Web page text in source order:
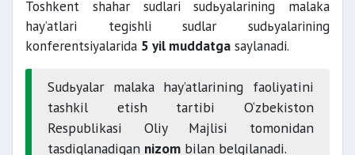
Toshkent shahar sudlari sudьyalarining malaka
hay’atlari tegishli sudlar sudьyalarining
konferentsiyalarida 5 yil muddatga saylanadi.
Sudьyalar malaka hay’atlarining faoliyatini
tashkil etish tartibi O‘zbekiston
Respublikasi Oliy Majlisi tomonidan
tasdiqlanadigan nizom bilan belgilanadi.